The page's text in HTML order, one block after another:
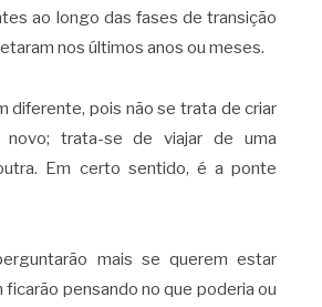
ao longo das fases de transição
nos últimos anos ou meses.
diferente, pois não se trata de criar
trata-se de viajar de uma
Em certo sentido, é a ponte
mais se querem estar
pensando no que poderia ou